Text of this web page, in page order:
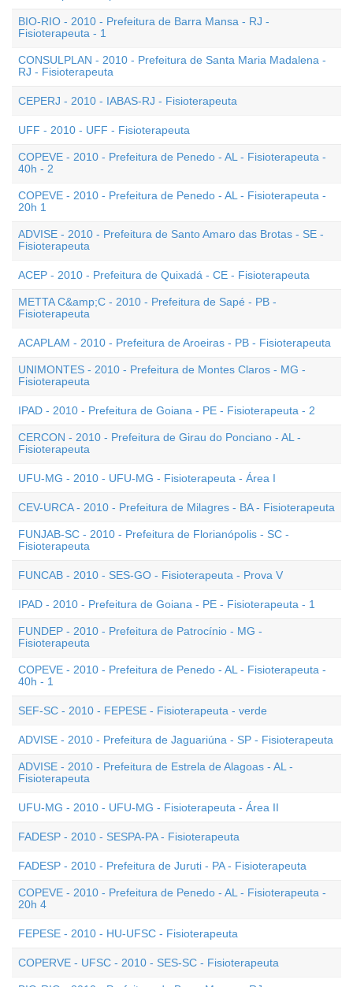
BIO-RIO - 2010 - Prefeitura de Barra Mansa - RJ -
Fisioterapeuta - 1
CONSULPLAN - 2010 - Prefeitura de Santa Maria Madalena -
RJ - Fisioterapeuta
CEPERJ - 2010 - IABAS-RJ - Fisioterapeuta
UFF - 2010 - UFF - Fisioterapeuta
COPEVE - 2010 - Prefeitura de Penedo - AL - Fisioterapeuta -
40h - 2
COPEVE - 2010 - Prefeitura de Penedo - AL - Fisioterapeuta -
20h 1
ADVISE - 2010 - Prefeitura de Santo Amaro das Brotas - SE -
Fisioterapeuta
ACEP - 2010 - Prefeitura de Quixadá - CE - Fisioterapeuta
METTA C&amp;C - 2010 - Prefeitura de Sapé - PB -
Fisioterapeuta
ACAPLAM - 2010 - Prefeitura de Aroeiras - PB - Fisioterapeuta
UNIMONTES - 2010 - Prefeitura de Montes Claros - MG -
Fisioterapeuta
IPAD - 2010 - Prefeitura de Goiana - PE - Fisioterapeuta - 2
CERCON - 2010 - Prefeitura de Girau do Ponciano - AL -
Fisioterapeuta
UFU-MG - 2010 - UFU-MG - Fisioterapeuta - Área I
CEV-URCA - 2010 - Prefeitura de Milagres - BA - Fisioterapeuta
FUNJAB-SC - 2010 - Prefeitura de Florianópolis - SC -
Fisioterapeuta
FUNCAB - 2010 - SES-GO - Fisioterapeuta - Prova V
IPAD - 2010 - Prefeitura de Goiana - PE - Fisioterapeuta - 1
FUNDEP - 2010 - Prefeitura de Patrocínio - MG -
Fisioterapeuta
COPEVE - 2010 - Prefeitura de Penedo - AL - Fisioterapeuta -
40h - 1
SEF-SC - 2010 - FEPESE - Fisioterapeuta - verde
ADVISE - 2010 - Prefeitura de Jaguariúna - SP - Fisioterapeuta
ADVISE - 2010 - Prefeitura de Estrela de Alagoas - AL -
Fisioterapeuta
UFU-MG - 2010 - UFU-MG - Fisioterapeuta - Área II
FADESP - 2010 - SESPA-PA - Fisioterapeuta
FADESP - 2010 - Prefeitura de Juruti - PA - Fisioterapeuta
COPEVE - 2010 - Prefeitura de Penedo - AL - Fisioterapeuta -
20h 4
FEPESE - 2010 - HU-UFSC - Fisioterapeuta
COPERVE - UFSC - 2010 - SES-SC - Fisioterapeuta